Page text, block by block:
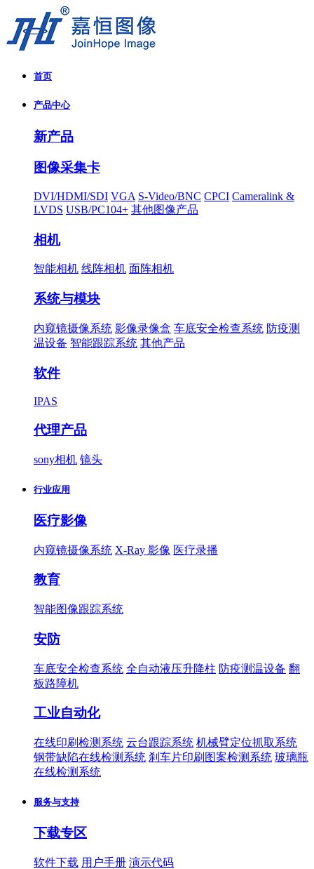
首页
产品中心
新产品
图像采集卡
DVI/HDMI/SDI VGA S-Video/BNC CPCI Cameralink &
LVDS USB/PC104+ 其他图像产品
相机
智能相机 线阵相机 面阵相机
系统与模块
内窥镜摄像系统 影像录像盒 车底安全检查系统 防疫测
温设备 智能跟踪系统 其他产品
软件
IPAS
代理产品
sony相机 镜头
行业应用
医疗影像
内窥镜摄像系统 X-Ray 影像 医疗录播
教育
智能图像跟踪系统
安防
车底安全检查系统 全自动液压升降柱 防疫测温设备 翻
板路障机
工业自动化
在线印刷检测系统 云台跟踪系统 机械臂定位抓取系统
钢带缺陷在线检测系统 刹车片印刷图案检测系统 玻璃瓶
在线检测系统
服务与支持
下载专区
软件下载 用户手册 演示代码